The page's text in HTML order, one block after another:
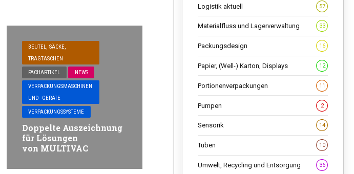
BEUTEL, SÄCKE,
TRAGTASCHEN
FACHARTIKEL NEWS
VERPACKUNGSMASCHINEN
UND -GERÄTE
VERPACKUNGSSYSTEME
Doppelte Auszeichnung
für Lösungen
von MULTIVAC
Logistik aktuell 57
Materialfluss und Lagerverwaltung 33
Packungsdesign 16
Papier, (Well-) Karton, Displays 12
Portionenverpackungen 11
Pumpen 2
Sensorik 14
Tuben 10
Umwelt, Recycling und Entsorgung 36